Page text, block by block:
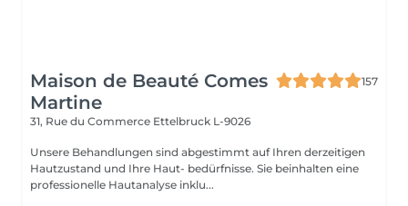
Maison de Beauté Comes
Martine
157
31, Rue du Commerce Ettelbruck L-9026
Unsere Behandlungen sind abgestimmt auf Ihren derzeitigen
Hautzustand und Ihre Haut- bedürfnisse. Sie beinhalten eine
professionelle Hautanalyse inklu...